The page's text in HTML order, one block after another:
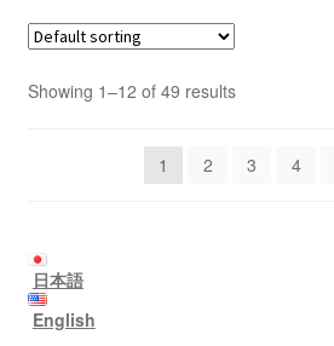
Showing 1–12 of 49 results
1 2 3 4
日本語
English